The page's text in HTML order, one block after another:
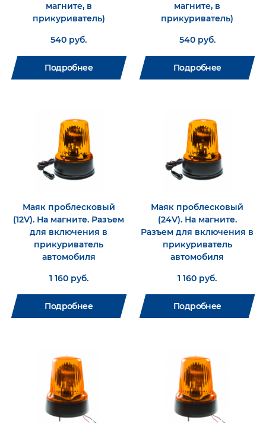
магните, в
прикуриватель)
540 руб.
Подробнее
магните, в
прикуриватель)
540 руб.
Подробнее
Маяк проблесковый
(12V). На магните. Разъем
для включения в
прикуриватель
автомобиля
1 160 руб.
Подробнее
Маяк проблесковый
(24V). На магните.
Разъем для включения в
прикуриватель
автомобиля
1 160 руб.
Подробнее